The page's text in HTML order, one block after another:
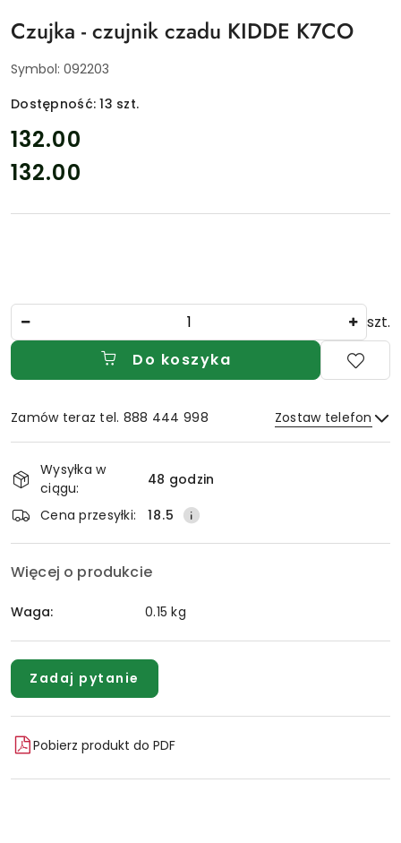
Czujka - czujnik czadu KIDDE K7CO
Symbol: 092203
Dostępność:13 szt.
cena:
132.00
Cena:
132.00
szt.
Do koszyka
Zamów teraz tel. 888 444 998 Zostaw telefon
i
dostawa
Wysyłka w
ciągu:
48 godzin
Cena przesyłki:
18.5
Więcej o produkcie
Waga: 0.15 kg
Zadaj pytanie
Pobierz produkt do PDF